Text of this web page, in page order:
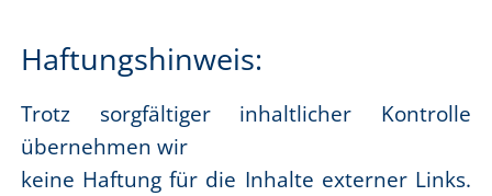
Haftungshinweis:
Trotz sorgfältiger inhaltlicher Kontrolle
übernehmen wir
keine Haftung für die Inhalte externer Links.